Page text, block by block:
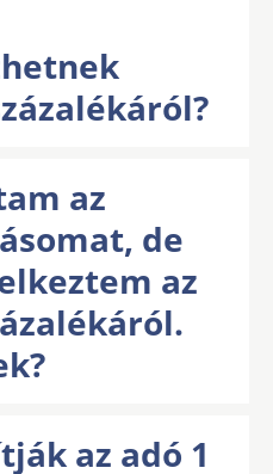
az
de
az
az adó 1